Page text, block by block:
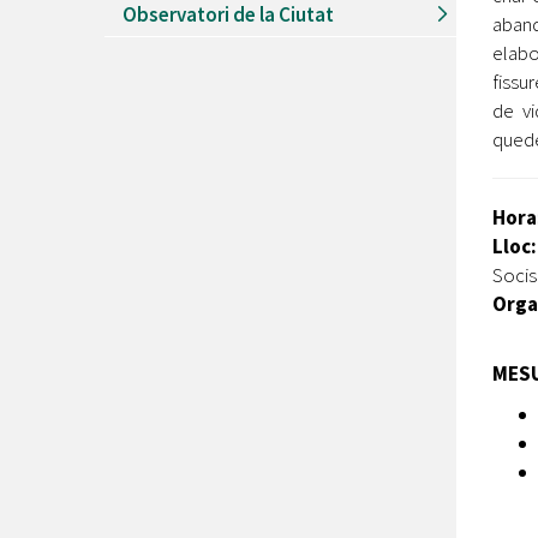
Observatori de la Ciutat
de
Lloc: